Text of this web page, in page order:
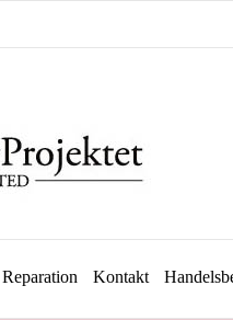
Reparation Kontakt